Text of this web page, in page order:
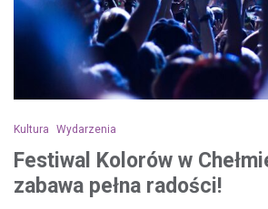
Kultura Wydarzenia
Festiwal Kolorów w
zabawa pełna radości!